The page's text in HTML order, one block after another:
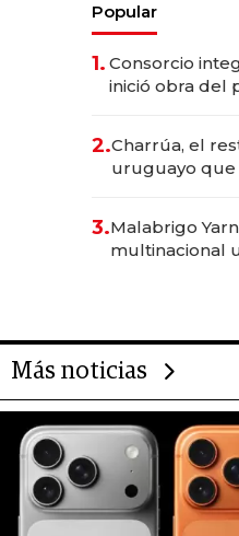
Popular
1. Consorcio
inició obra del
millones
2.Charrúa, el
uruguayo que
anticipación y
3.Malabrigo
multinacional
Más noticias